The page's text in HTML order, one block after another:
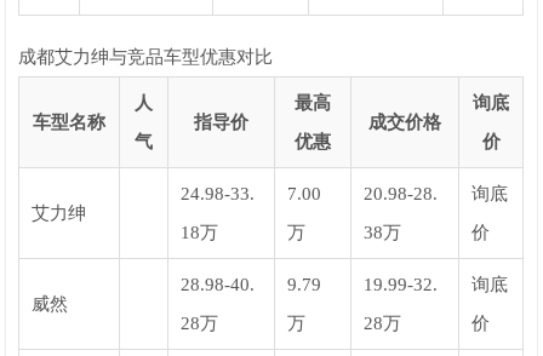
成都艾力绅与竞品车型优惠对比
车型名称
人
气
指导价
最高
优惠
成交价格
询底
价
艾力绅
24.98-33.
18万
7.00
万
20.98-28.
38万
询底
价
威然
28.98-40.
28万
9.79
万
19.99-32.
28万
询底
价